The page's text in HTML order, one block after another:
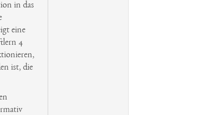
in das
eine
4
ist, die